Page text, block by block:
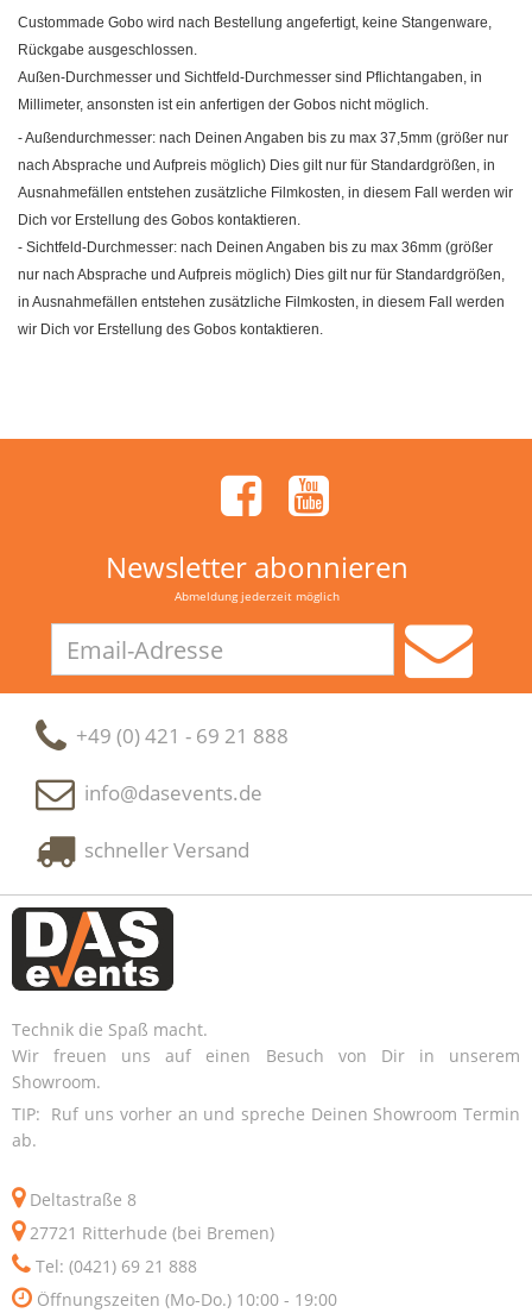
Custommade Gobo wird nach Bestellung angefertigt, keine Stangenware,
Rückgabe ausgeschlossen.
Außen-Durchmesser und Sichtfeld-Durchmesser sind Pflichtangaben, in
Millimeter, ansonsten ist ein anfertigen der Gobos nicht möglich.
- Außendurchmesser: nach Deinen Angaben bis zu max 37,5mm (größer nur
nach Absprache und Aufpreis möglich) Dies gilt nur für Standardgrößen, in
Ausnahmefällen entstehen zusätzliche Filmkosten, in diesem Fall werden wir
Dich vor Erstellung des Gobos kontaktieren.
- Sichtfeld-Durchmesser: nach Deinen Angaben bis zu max 36mm (größer
nur nach Absprache und Aufpreis möglich) Dies gilt nur für Standardgrößen,
in Ausnahmefällen entstehen zusätzliche Filmkosten, in diesem Fall werden
wir Dich vor Erstellung des Gobos kontaktieren.
Newsletter abonnieren
Abmeldung jederzeit möglich
Adresse
+49 (0) 421 - 69 21 888
info@dasevents.de
schneller Versand
Technik die Spaß macht.
Wir freuen uns auf einen Besuch von Dir in unserem
Showroom.
TIP: Ruf uns vorher an und spreche Deinen Showroom Termin
ab.
Deltastraße 8
27721 Ritterhude (bei Bremen)
Tel: (0421) 69 21 888
Öffnungszeiten (Mo-Do.) 10:00 - 19:00